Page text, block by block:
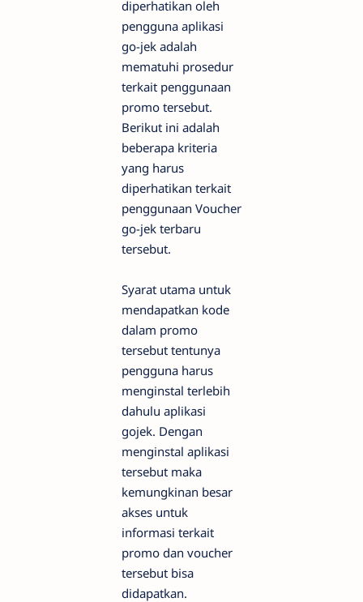
diperhatikan oleh
pengguna aplikasi
go-jek adalah
mematuhi prosedur
terkait penggunaan
promo tersebut.
Berikut ini adalah
beberapa kriteria
yang harus
diperhatikan terkait
penggunaan Voucher
go-jek terbaru
tersebut.
Syarat utama untuk
mendapatkan kode
dalam promo
tersebut tentunya
pengguna harus
menginstal terlebih
dahulu aplikasi
gojek. Dengan
menginstal aplikasi
tersebut maka
kemungkinan besar
akses untuk
informasi terkait
promo dan voucher
tersebut bisa
didapatkan.